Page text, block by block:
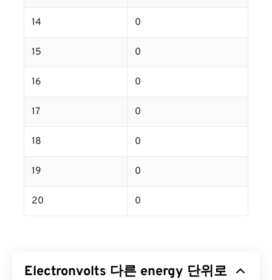
14 0
15 0
16 0
17 0
18 0
19 0
20 0
Electronvolts 다른 energy 단위로